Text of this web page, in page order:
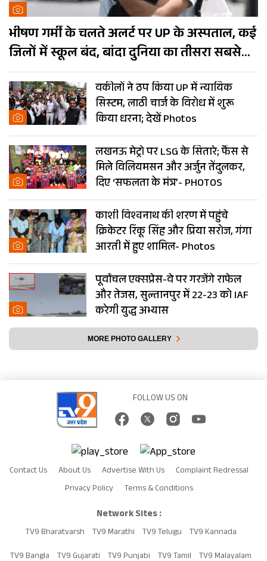
भीषण गर्मी के चलते अलर्ट पर UP के अस्पताल, कई
जिलों में स्कूल बंद, बांदा दुनिया का तीसरा सबसे
गर्म शहर
वकीलों ने ठप किया UP में न्यायिक
सिस्टम, लाठी चार्ज के विरोध में शुरू
किया धरना; देखें Photos
लखनऊ मेट्रो पर LSG के सितारे; फैंस से
मिले विलियमसन और अर्जुन तेंदुलकर,
दिए ‘सफलता के मंत्र’- PHOTOS
काशी विश्वनाथ की शरण में पहुंचे
क्रिकेटर रिंकू सिंह और प्रिया सरोज, गंगा
आरती में हुए शामिल- Photos
पूर्वांचल एक्सप्रेस-वे पर गरजेंगे राफेल
और तेजस, सुल्तानपुर में 22-23 को IAF
करेगी युद्ध अभ्यास
MORE PHOTO GALLERY
FOLLOW US ON
Contact Us About Us Advertise With Us
Complaint Redressal
Privacy Policy
Terms & Conditions
Network Sites :
TV9 Bharatvarsh TV9 Marathi TV9 Telugu TV9 Kannada
TV9 Bangla TV9 Gujarati TV9 Punjabi TV9 Tamil TV9 Malayalam